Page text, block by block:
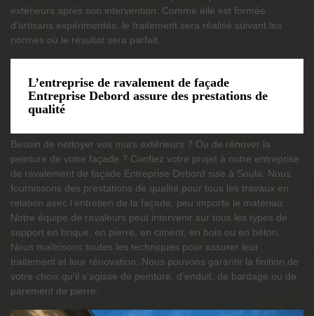
extérieurs après son intervention. Comme elle est formée
d'artisans expérimentés, le traitement sera réalisé suivant les
normes où le résultat sera parfait.
L’entreprise de ravalement de façade
Entreprise Debord assure des prestations de
qualité
Besoin de nettoyer vos murs extérieurs ? Ou de rénover la
peinture de votre façade ? Confiez votre projet à notre entreprise
de ravalement de façade Entreprise Debord sise à Soula. Nous
fournissons des prestations de qualité pour tous les travaux en
relation avec l’entretien de la façade, peu importe le matériau.
Notre équipe de ravaleurs peut intervenir sur tous les types de
support en brique, en pierre, en ciment, en bois ou en béton.
Nous maîtrisons toutes les techniques pour assurer leur
traitement et leur rénovation. Nous pouvons garantir la finition de
votre choix qu'il s’agisse de peinture, d’enduit, de bardage ou de
parement de pierre.